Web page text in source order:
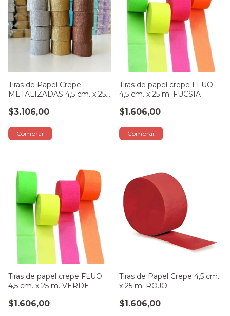
Tiras de Papel Crepe
METALIZADAS 4,5 cm. x 25
$3.106,00
Tiras de papel crepe FLUO
4,5 cm. x 25 m. FUCSIA
$1.606,00
Tiras de papel crepe FLUO
4,5 cm. x 25 m. VERDE
$1.606,00
Tiras de Papel Crepe 4,5 cm.
x 25 m. ROJO
$1.606,00